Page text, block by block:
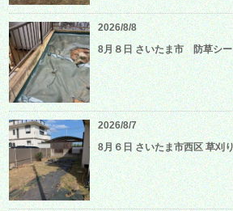
2026/8/8
8月８日 さいたま市 防草シ
2026/8/7
8月６日 さいたま市西区 草刈